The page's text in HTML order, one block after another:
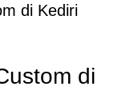
di Kediri
di